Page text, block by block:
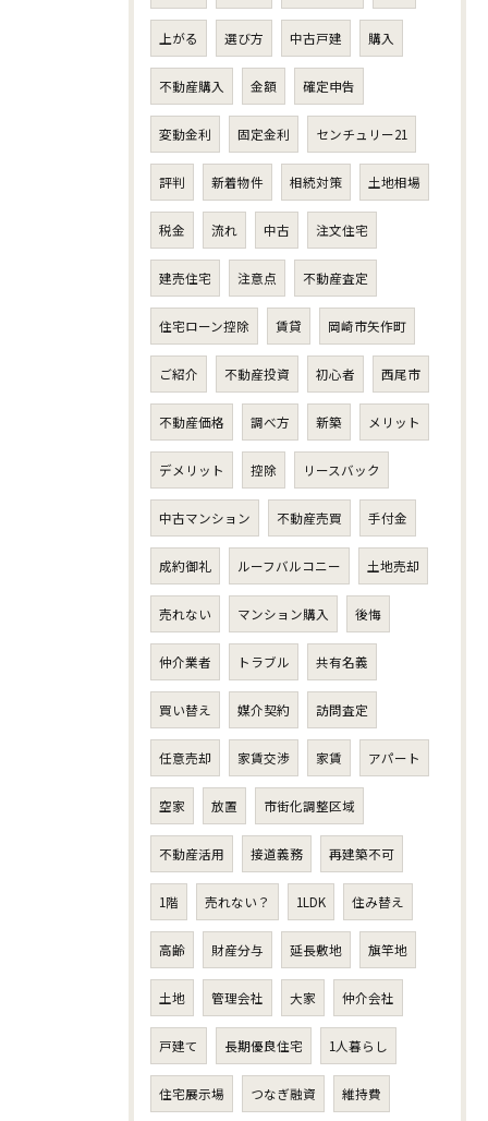
上がる 選び方 中古戸建 購入
不動産購入 金額 確定申告
変動金利 固定金利 センチュリー21
評判 新着物件 相続対策 土地相場
税金 流れ 中古 注文住宅
建売住宅 注意点 不動産査定
住宅ローン控除 賃貸 岡崎市矢作町
ご紹介 不動産投資 初心者 西尾市
不動産価格 調べ方 新築 メリット
デメリット 控除 リースバック
中古マンション 不動産売買 手付金
成約御礼 ルーフバルコニー 土地売却
売れない マンション購入 後悔
仲介業者 トラブル 共有名義
買い替え 媒介契約 訪問査定
任意売却 家賃交渉 家賃 アパート
空家 放置 市街化調整区域
不動産活用 接道義務 再建築不可
1階 売れない？ 1LDK 住み替え
高齢 財産分与 延長敷地 旗竿地
土地 管理会社 大家 仲介会社
戸建て 長期優良住宅 1人暮らし
住宅展示場 つなぎ融資 維持費